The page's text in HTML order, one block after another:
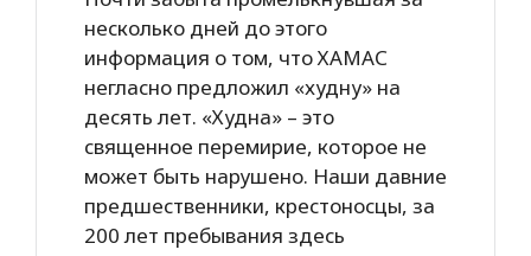
несколько дней до этого
информация о том, что ХАМАС
негласно предложил «худну» на
десять лет. «Худна» – это
священное перемирие, которое не
может быть нарушено. Наши давние
предшественники, крестоносцы, за
200 лет пребывания здесь